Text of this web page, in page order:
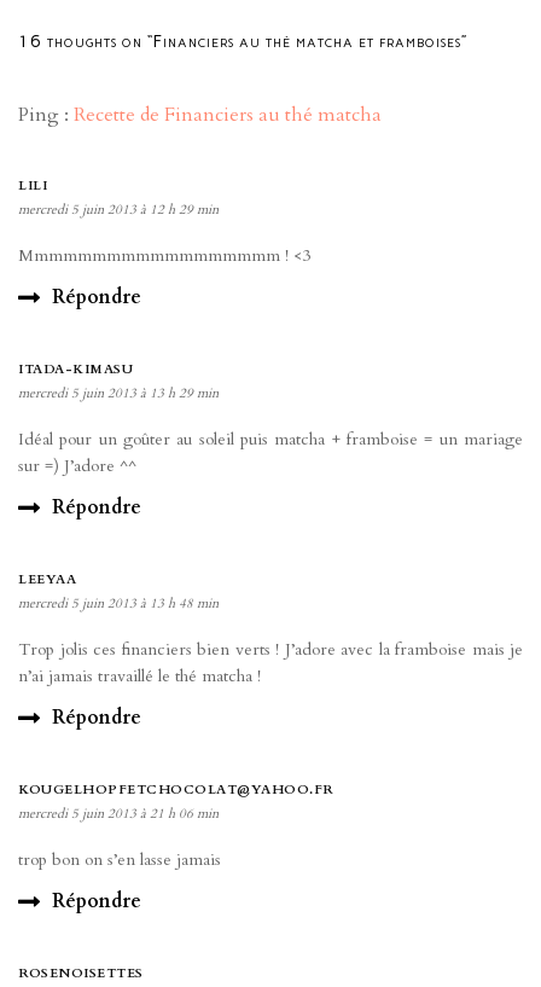
16 thoughts on “Financiers au thé matcha et framboises”
Ping : Recette de Financiers au thé matcha
LILI
mercredi 5 juin 2013 à 12 h 29 min
Mmmmmmmmmmmmmmmmmm ! <3
Répondre
ITADA-KIMASU
mercredi 5 juin 2013 à 13 h 29 min
Idéal pour un goûter au soleil puis matcha + framboise = un mariage
sur =) J’adore ^^
Répondre
LEEYAA
mercredi 5 juin 2013 à 13 h 48 min
Trop jolis ces financiers bien verts ! J’adore avec la framboise mais je
n’ai jamais travaillé le thé matcha !
Répondre
KOUGELHOPFETCHOCOLAT@YAHOO.FR
mercredi 5 juin 2013 à 21 h 06 min
trop bon on s’en lasse jamais
Répondre
ROSENOISETTES